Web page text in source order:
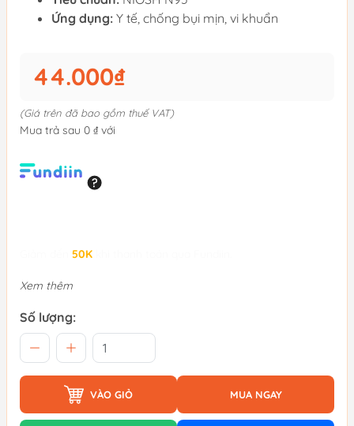
Ứng dụng: Y tế, chống bụi mịn, vi khuẩn
44.000₫
(Giá trên đã bao gồm thuế VAT)
Mua trả sau 0 ₫ với
50K
Xem thêm
Số lượng:
VÀO GIỎ MUA NGAY